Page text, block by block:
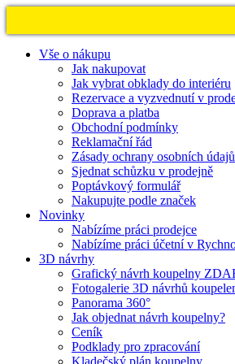
Vše o nákupu
Jak nakupovat
Jak vybrat obklady do interiéru
Rezervace a vyzvednutí v
Doprava a platba
Obchodní podmínky
Reklamační řád
Zásady ochrany osobních údajů
Sjednat schůzku v prodejně
Poptávkový formulář
Nakupujte podle značek
Novinky
Nabízíme práci prodejce
Nabízíme práci účetní v
3D návrhy
Grafický návrh koupelny
Fotogalerie 3D návrhů
Panorama 360°
Jak objednat návrh koupelny?
Ceník
Podklady pro zpracování
Kladečský plán koupelny